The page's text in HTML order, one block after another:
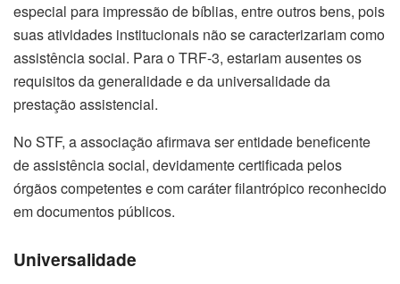
especial para impressão de bíblias, entre outros bens, pois
suas atividades institucionais não se caracterizariam como
assistência social. Para o TRF-3, estariam ausentes os
requisitos da generalidade e da universalidade da
prestação assistencial.
No STF, a associação afirmava ser entidade beneficente
de assistência social, devidamente certificada pelos
órgãos competentes e com caráter filantrópico reconhecido
em documentos públicos.
Universalidade